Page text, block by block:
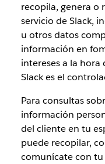
recopila, genera o
servicio de Slack,
u otros datos
información en
intereses a la hora
Slack es el
Para consultas
información
del cliente en tu
puede recopilar,
comunícate con